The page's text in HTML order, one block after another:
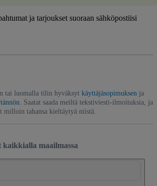
ja tarjoukset suoraan sähköpostiisi
tai luomalla tilin hyväksyt käyttäjäsopimuksen ja
. Saatat saada meiltä tekstiviesti-ilmoituksia, ja
milloin tahansa kieltäytyä niistä.
maailmassa